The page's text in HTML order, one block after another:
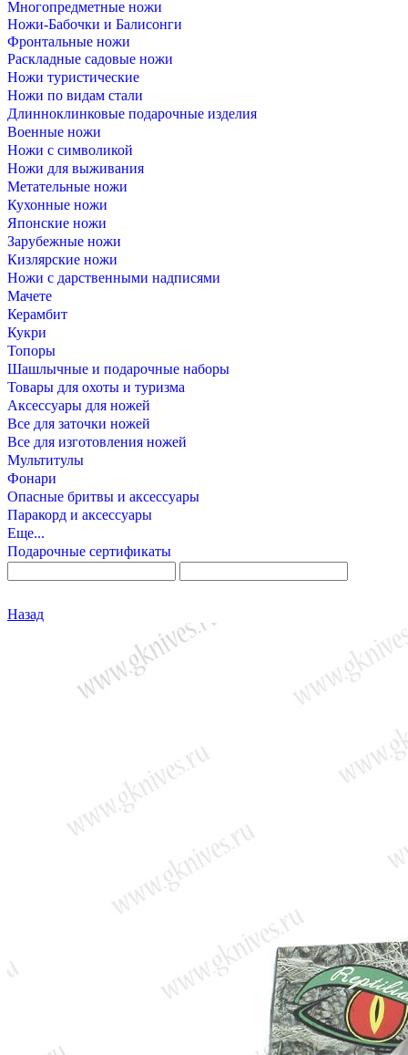
Многопредметные ножи
Ножи-Бабочки и Балисонги
Фронтальные ножи
Раскладные садовые ножи
Ножи туристические
Ножи по видам стали
Длинноклинковые подарочные изделия
Военные ножи
Ножи с символикой
Ножи для выживания
Метательные ножи
Кухонные ножи
Японские ножи
Зарубежные ножи
Кизлярские ножи
Ножи с дарственными надписями
Мачете
Керамбит
Кукри
Топоры
Шашлычные и подарочные наборы
Товары для охоты и туризма
Аксессуары для ножей
Все для заточки ножей
Все для изготовления ножей
Мультитулы
Фонари
Опасные бритвы и аксессуары
Паракорд и аксессуары
Еще...
Подарочные сертификаты
Назад